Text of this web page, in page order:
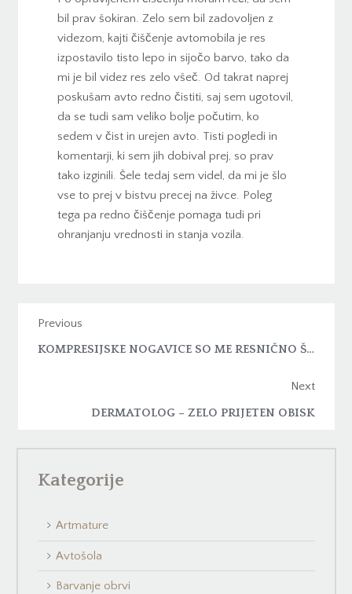
bil prav šokiran. Zelo sem bil zadovoljen z
videzom, kajti čiščenje avtomobila je res
izpostavilo tisto lepo in sijočo barvo, tako da
mi je bil videz res zelo všeč. Od takrat naprej
poskušam avto redno čistiti, saj sem ugotovil,
da se tudi sam veliko bolje počutim, ko
sedem v čist in urejen avto. Tisti pogledi in
komentarji, ki sem jih dobival prej, so prav
tako izginili. Šele tedaj sem videl, da mi je šlo
vse to prej v bistvu precej na živce. Poleg
tega pa redno čiščenje pomaga tudi pri
ohranjanju vrednosti in stanja vozila.
Previous
KOMPRESIJSKE NOGAVICE SO ME RESNIČNO ŠOKIRALE
Next
DERMATOLOG – ZELO PRIJETEN OBISK
Kategorije
Artmature
Avtošola
Barvanje obrvi